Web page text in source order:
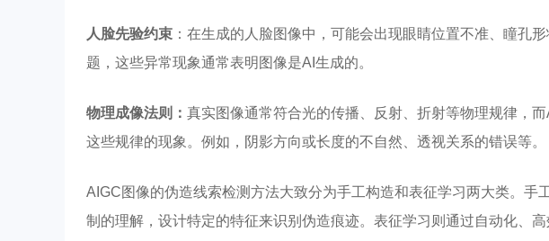
人脸先验约束 ：在生成的人脸图像中，可能会出现眼睛位置不准、瞳孔
题，这些异常现象通常表明图像是AI生成的。
物理成像法则： 真实图像通常符合光的传播、反射、折射等物理规律，
这些规律的现象。例如，阴影方向或长度的不自然、透视关系的错误等。
AIGC图像的伪造线索检测方法大致分为手工构造和表征学习两大类。手
制的理解，设计特定的特征来识别伪造痕迹。表征学习则通过自动化、